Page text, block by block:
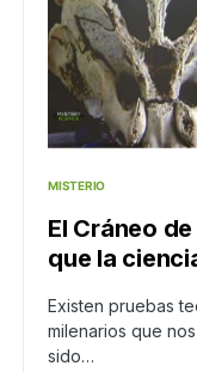
MISTERIO
El Cráneo
que la
Existen pruebas
milenarios que
sido…